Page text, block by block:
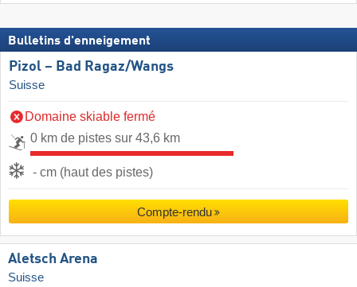
Bulletins d'enneigement
Pizol – Bad Ragaz/​Wangs
Suisse
Domaine skiable fermé
0 km de pistes sur 43,6 km
- cm (haut des pistes)
Compte-rendu
Aletsch Arena
Suisse